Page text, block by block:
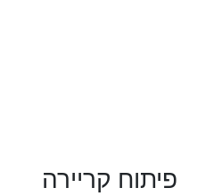
פיתוח קריירה